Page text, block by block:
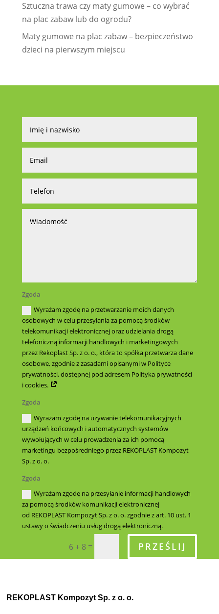
Sztuczna trawa czy maty gumowe – co wybrać
na plac zabaw lub do ogrodu?
Maty gumowe na plac zabaw – bezpieczeństwo
dzieci na pierwszym miejscu
Zgoda
Wyrażam zgodę na przetwarzanie moich danych
osobowych w celu przesyłania za pomocą środków
telekomunikacji elektronicznej oraz udzielania drogą
telefoniczną informacji handlowych i marketingowych
przez Rekoplast Sp. z o. o., która to spółka przetwarza dane
osobowe, zgodnie z zasadami opisanymi w Polityce
prywatności, dostępnej pod adresem Polityka prywatności
i cookies.
Zgoda
Wyrażam zgodę na używanie telekomunikacyjnych
urządzeń końcowych i automatycznych systemów
wywołujących w celu prowadzenia za ich pomocą
marketingu bezpośredniego przez REKOPLAST Kompozyt
Sp. z o. o.
Zgoda
Wyrażam zgodę na przesyłanie informacji handlowych
za pomocą środków komunikacji elektronicznej
od REKOPLAST Kompozyt Sp. z o. o. zgodnie z art. 10 ust. 1
ustawy o świadczeniu usług drogą elektroniczną.
6 + 8 = PRZEŚLIJ
REKOPLAST Kompozyt Sp. z o. o.